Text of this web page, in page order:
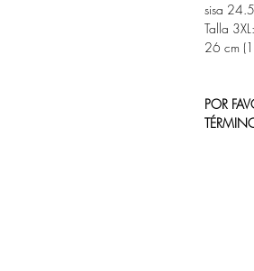
sisa
Talla
26 cm
POR